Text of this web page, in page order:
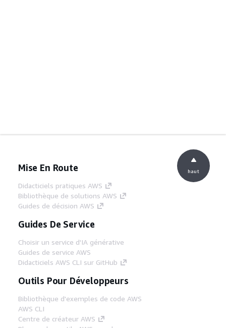
Mise En Route
Didacticiels pratiques AWS
Bibliothèque de solutions AWS
Guides de décision AWS
Guides De Service
Choisir un service d'IA générative
Guides de service AWS
Didacticiels AWS CLI sur GitHub
Outils Pour Développeurs
Bibliothèque d'exemples de code AWS
AWS CLI
Centre de créateur AWS
haut